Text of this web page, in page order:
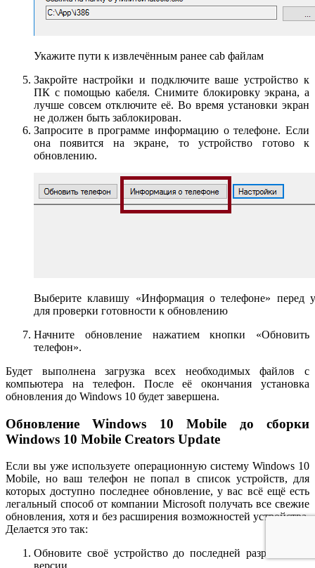
Укажите пути к извлечённым ранее cab файлам
Закройте настройки и подключите ваше устройство к
ПК с помощью кабеля. Снимите блокировку экрана, а
лучше совсем отключите её. Во время установки экран
не должен быть заблокирован.
Запросите в программе информацию о телефоне. Если
она появится на экране, то устройство готово к
обновлению.
Выберите клавишу «Информация о телефоне» перед
для проверки готовности к обновлению
Начните обновление нажатием кнопки «Обновить
телефон».
Будет выполнена загрузка всех необходимых файлов с
компьютера на телефон. После её окончания установка
обновления до Windows 10 будет завершена.
Обновление Windows 10 Mobile до сборки
Windows 10 Mobile Creators Update
Если вы уже используете операционную систему Windows 10
Mobile, но ваш телефон не попал в список устройств, для
которых доступно последнее обновление, у вас всё ещё есть
легальный способ от компании Microsoft получать все свежие
обновления, хотя и без расширения возможностей устройства.
Делается это так:
Обновите своё устройство до последней разрешённой